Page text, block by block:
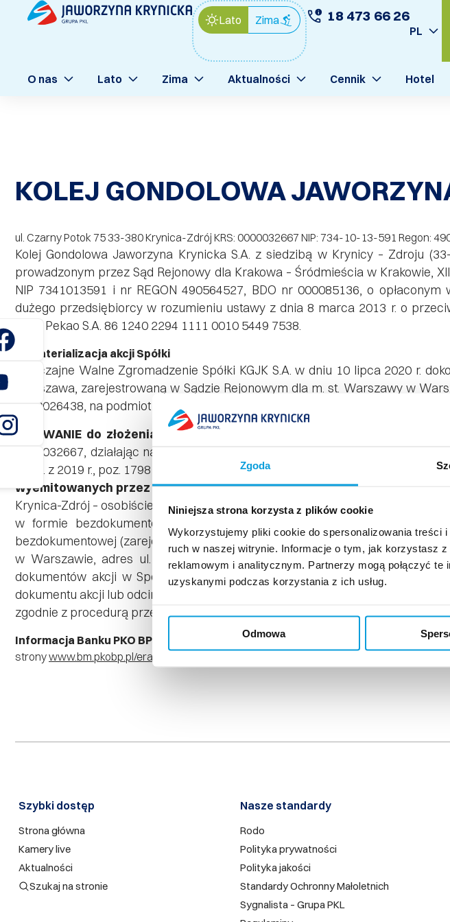
Zgoda
Niniejsza strona korzysta z plików cookie
Wykorzystujemy pliki cookie do spersonalizowania treści
ruch w naszej witrynie. Informacje o tym, jak korzystasz
reklamowym i analitycznym. Partnerzy mogą połączyć
uzyskanymi podczas korzystania z ich usług.
Odmowa
O nas Lato Zima Aktualności Cennik Hotel
Lato Zima 18 473 66 26
PL
KOLEJ GONDOLOWA
ul. Czarny Potok 75 33-380 Krynica-Zdrój KRS: 0000032667 NIP: 734-10-13-591 Regon:
Kolej Gondolowa Jaworzyna Krynicka S.A. z siedzibą w Krynicy – Zdroju
prowadzonym przez Sąd Rejonowy dla Krakowa – Śródmieścia w Krakowie,
NIP 7341013591 i nr REGON 490564527, BDO nr 000085136, o
dużego przedsiębiorcy w rozumieniu ustawy z dnia 8 marca 2013 r. o
Bank Pekao S.A. 86 1240 2294 1111 0010 5449 7538.
Dematerializacja akcji Spółki
Zwyczajne Walne Zgromadzenie Spółki KGJK S.A. w dniu 10 lipca 2020 r.
Warszawa, zarejestrowaną w Sądzie Rejonowym dla m. st. Warszawy w
0000026438, na podmiot prowadzący rejestr akcjonariuszy Spółki.
WEZWANIE do złożenia dokumentów akcji w Spółce.
Zarząd spółki
0000032667, działając na podstawie art. 16 ust. 1 ustawy z dnia 30 sierpnia
(Dz.U. z 2019 r., poz. 1798 z późn. zm.) w zw. z art. 402 § 1 Kodeksu spółek
wyemitowanych przez Spółkę posiadanych przez Akcjonariuszy
.
Krynica-Zdrój – osobiście lub za pośrednictwem poczty / firmy kurierskiej.
w formie bezdokumentowej (zdematerializowanie). Po złożeniu
bezdokumentowej (zarejestrowane w rejestrze akcjonariuszy prowadzonym
w Warszawie, adres ul. Puławska 15, 02 – 515 Warszawa), z
dokumentów akcji w Spółce odbywa się wyłącznie za pisemnym
dokumentu akcji lub odcinka zbiorowego wzywa się Akcjonariusza do
zgodnie z procedurą przewidzianą w § 8a Statutu Spółki.
Informacja Banku PKO BP S.A. o przetwarzaniu danych osobowych >pobierz<
stronywww.bm.pkobp.pl/era/
Szybki dostęp​
Strona główna
Kamery live
Aktualności
Szukaj na stronie
Nasze standardy
Rodo
Polityka prywatności
Polityka jakości
Standardy Ochronny Małoletnich
Sygnalista – Grupa PKL